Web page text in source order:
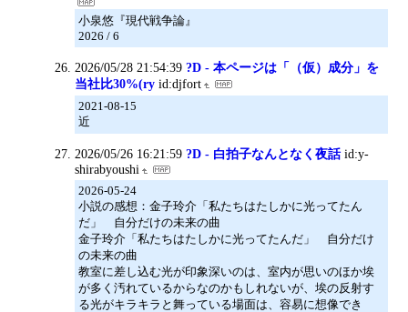
小泉悠『現代戦争論』
2026 / 6
2026/05/28 21:54:39 ?D - 本ページは「（仮）成分」を
当社比30%(ry id:djfort
2021-08-15
近
2026/05/26 16:21:59 ?D - 白拍子なんとなく夜話 id:y-
shirabyoushi
2026-05-24
小説の感想：金子玲介「私たちはたしかに光ってたん
だ」 自分だけの未来の曲
金子玲介「私たちはたしかに光ってたんだ」 自分だけ
の未来の曲
教室に差し込む光が印象深いのは、室内が思いのほか埃
が多く汚れているからなのかもしれないが、埃の反射す
る光がキラキラと舞っている場面は、容易に想像でき